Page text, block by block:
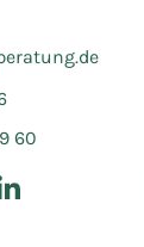
60